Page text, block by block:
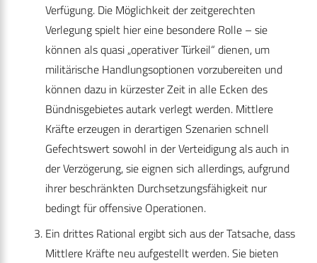
Verfügung. Die Möglichkeit der zeitgerechten
Verlegung spielt hier eine besondere Rolle – sie
können als quasi „operativer Türkeil“ dienen, um
militärische Handlungsoptionen vorzubereiten und
können dazu in kürzester Zeit in alle Ecken des
Bündnisgebietes autark verlegt werden. Mittlere
Kräfte erzeugen in derartigen Szenarien schnell
Gefechtswert sowohl in der Verteidigung als auch in
der Verzögerung, sie eignen sich allerdings, aufgrund
ihrer beschränkten Durchsetzungsfähigkeit nur
bedingt für offensive Operationen.
Ein drittes Rational ergibt sich aus der Tatsache, dass
Mittlere Kräfte neu aufgestellt werden. Sie bieten